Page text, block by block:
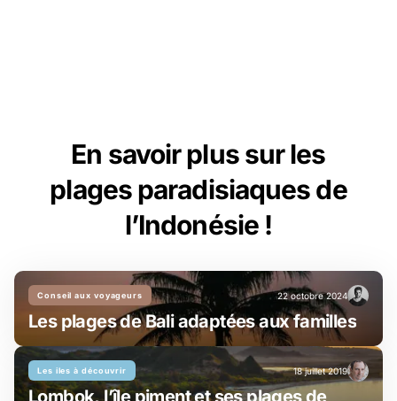
En savoir plus sur les
plages paradisiaques de
l’Indonésie !
Conseil aux voyageurs
Les plages de Bali adaptées aux familles
22 octobre 2024
Les iles à découvrir
Lombok, l’île piment et ses plages de
18 juillet 2019